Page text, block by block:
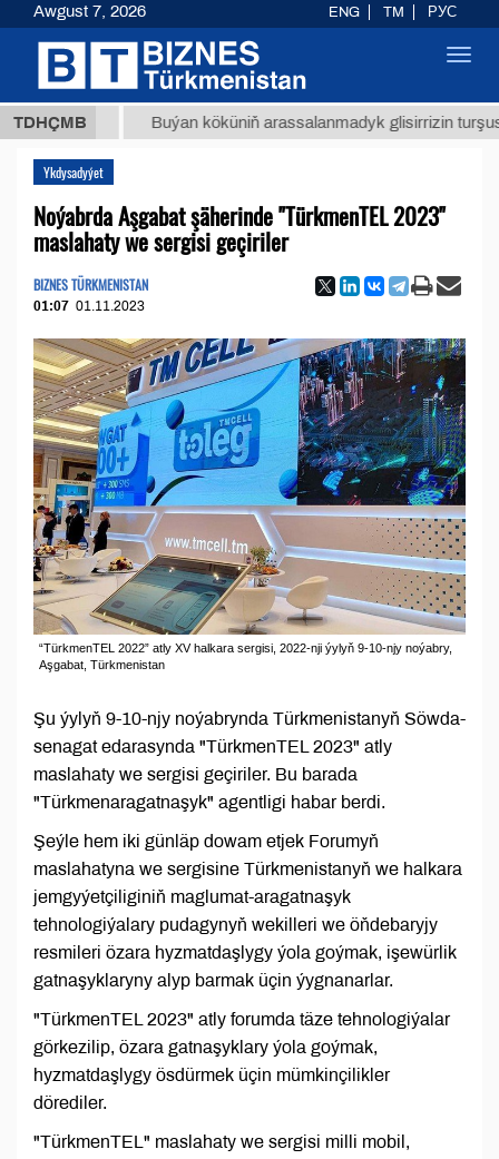
TDHÇMB
ТМТ Buýan köküniň arassalanmadyk glisirrizin turşusy (t.)
Ykdysadyýet
Noýabrda Aşgabat şäherinde "TürkmenTEL 2023"
maslahaty we sergisi geçiriler
BIZNES TÜRKMENISTAN
01:07 01.11.2023
“TürkmenTEL 2022” atly XV halkara sergisi, 2022-nji ýylyň 9-10-njy noýabry,
Aşgabat, Türkmenistan
Şu ýylyň 9-10-njy noýabrynda Türkmenistanyň Söwda-
senagat edarasynda "TürkmenTEL 2023" atly
maslahaty we sergisi geçiriler. Bu barada
"Türkmenaragatnaşyk" agentligi habar berdi.
Şeýle hem iki günläp dowam etjek Forumyň
maslahatyna we sergisine Türkmenistanyň we halkara
jemgyýetçiliginiň maglumat-aragatnaşyk
tehnologiýalary pudagynyň wekilleri we öňdebaryjy
resmileri özara hyzmatdaşlygy ýola goýmak, işewürlik
gatnaşyklaryny alyp barmak üçin ýygnanarlar.
"TürkmenTEL 2023" atly forumda täze tehnologiýalar
görkezilip, özara gatnaşyklary ýola goýmak,
hyzmatdaşlygy ösdürmek üçin mümkinçilikler
dörediler.
"TürkmenTEL" maslahaty we sergisi milli mobil,
Awgust 7, 2026 ENG TM РУС